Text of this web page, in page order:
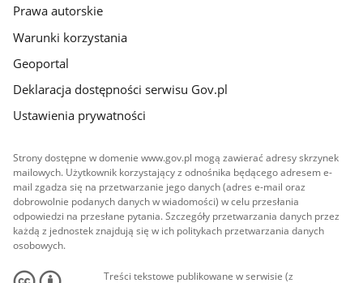
Prawa autorskie
Warunki korzystania
Geoportal
Deklaracja dostępności serwisu Gov.pl
Ustawienia prywatności
Strony dostępne w domenie www.gov.pl mogą zawierać adresy skrzynek
mailowych. Użytkownik korzystający z odnośnika będącego adresem e-
mail zgadza się na przetwarzanie jego danych (adres e-mail oraz
dobrowolnie podanych danych w wiadomości) w celu przesłania
odpowiedzi na przesłane pytania. Szczegóły przetwarzania danych przez
każdą z jednostek znajdują się w ich politykach przetwarzania danych
osobowych.
Treści tekstowe publikowane w serwisie (z